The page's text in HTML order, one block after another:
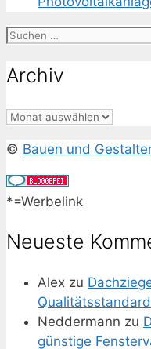
Suchen
Archiv
Archiv
© Bauen und
*=Werbelink
Neueste
Alex zu
Neddermann zu
günstige